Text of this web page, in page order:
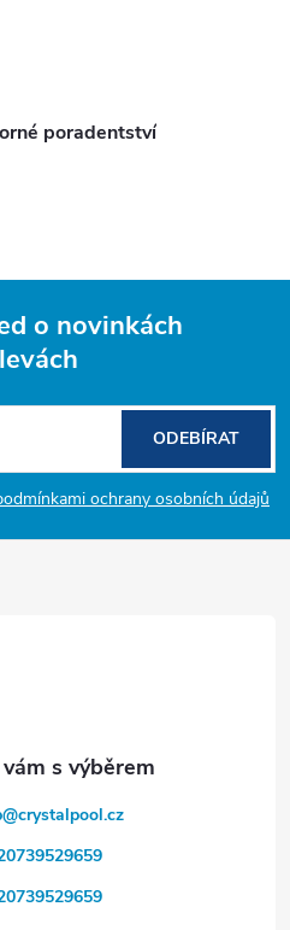
poradentství
o novinkách
ochrany osobních údajů
ODEBÍRAT
@crystalpool.cz